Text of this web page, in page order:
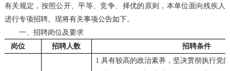
有关规定，按照公开、平等、竞争、择优的原则，本单位面向残疾人
进行专项招聘。现将有关事项公告如下。
一、招聘岗位及要求
岗位 招聘人数 招聘条件
1.具有较高的政治素养，坚决贯彻执行党